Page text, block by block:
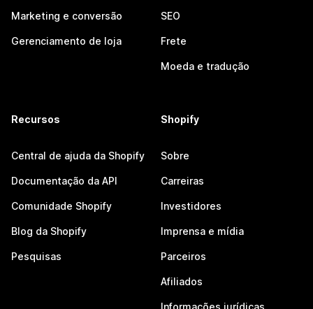
Marketing e conversão
Gerenciamento de loja
SEO
Frete
Moeda e tradução
Recursos
Central de ajuda da Shopify
Documentação da API
Comunidade Shopify
Blog da Shopify
Pesquisas
Shopify
Sobre
Carreiras
Investidores
Imprensa e mídia
Parceiros
Afiliados